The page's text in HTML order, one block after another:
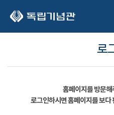
로
홈페이지를 방문
로그인하시면 홈페이지를 보다